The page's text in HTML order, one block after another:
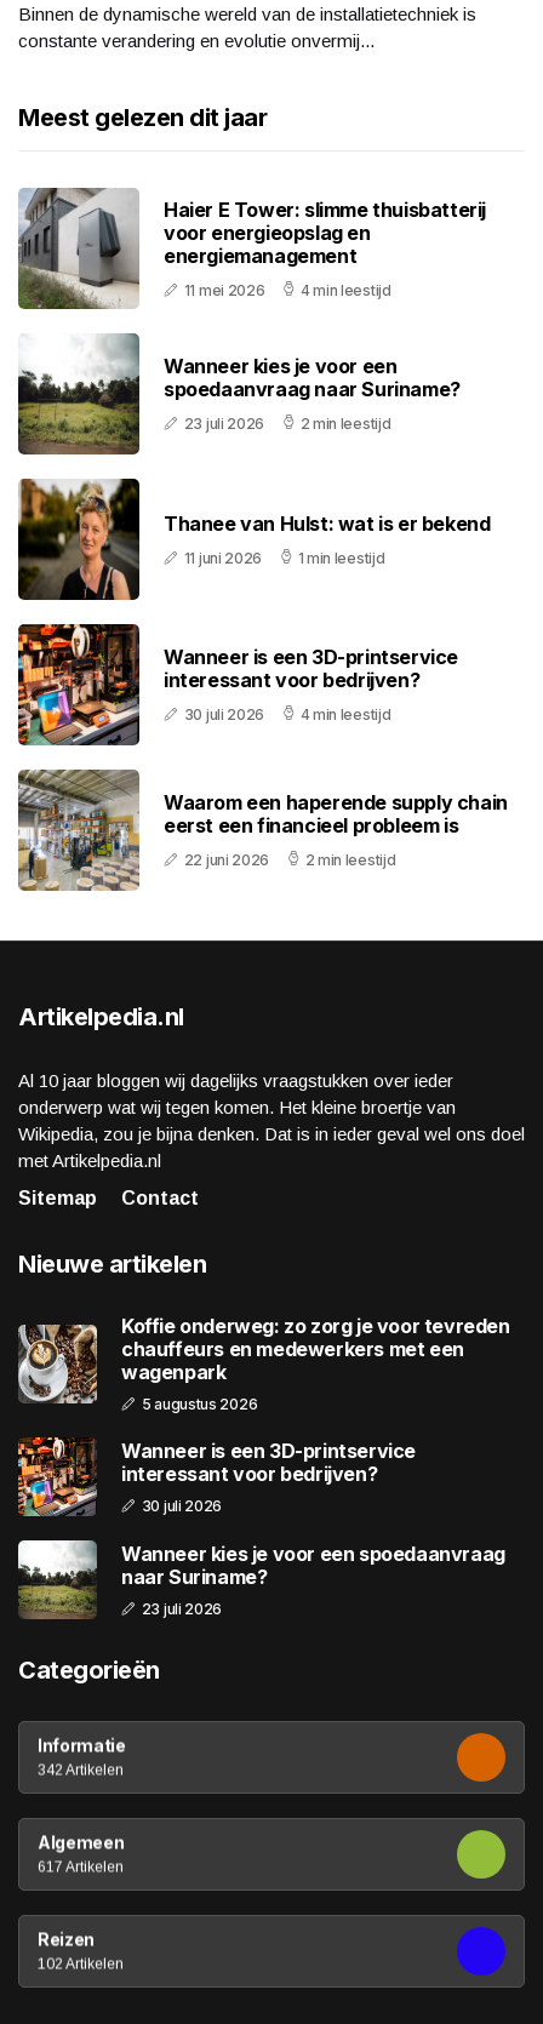
Binnen de dynamische wereld van de installatietechniek is
constante verandering en evolutie onvermij...
Meest gelezen dit jaar
Haier E Tower: slimme thuisbatterij
voor energieopslag en
energiemanagement
11 mei 2026 4 min leestijd
Wanneer kies je voor een
spoedaanvraag naar Suriname?
23 juli 2026 2 min leestijd
Thanee van Hulst: wat is er bekend
11 juni 2026 1 min leestijd
Wanneer is een 3D-printservice
interessant voor bedrijven?
30 juli 2026 4 min leestijd
Waarom een haperende supply chain
eerst een financieel probleem is
22 juni 2026 2 min leestijd
Artikelpedia.nl
Al 10 jaar bloggen wij dagelijks vraagstukken over ieder
onderwerp wat wij tegen komen. Het kleine broertje van
Wikipedia, zou je bijna denken. Dat is in ieder geval wel ons doel
met Artikelpedia.nl
Sitemap
Contact
Nieuwe artikelen
Koffie onderweg: zo zorg je voor tevreden
chauffeurs en medewerkers met een
wagenpark
5 augustus 2026
Wanneer is een 3D-printservice
interessant voor bedrijven?
30 juli 2026
Wanneer kies je voor een spoedaanvraag
naar Suriname?
23 juli 2026
Categorieën
Informatie
342 Artikelen
Algemeen
617 Artikelen
Reizen
102 Artikelen